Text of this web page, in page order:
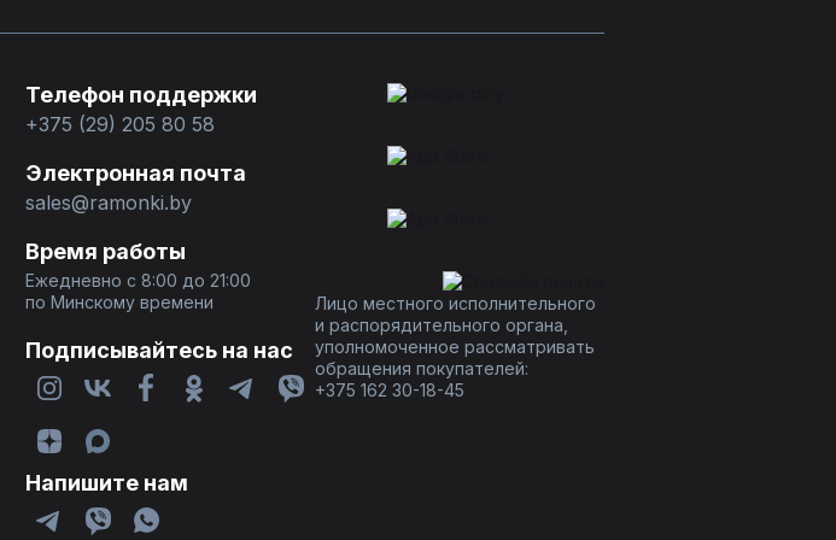
Телефон поддержки
+375 (29) 205 80 58
Электронная почта
sales@ramonki.by
Время работы
Ежедневно с 8:00 до 21:00
по Минскому времени
Подписывайтесь на нас
Напишите нам
Лицо местного исполнительного
и распорядительного органа,
уполномоченное рассматривать
обращения покупателей:
+375 162 30-18-45